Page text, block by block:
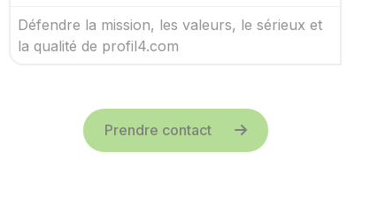
Défendre la mission, les valeurs, le sérieux et
la qualité de profil4.com
Prendre contact